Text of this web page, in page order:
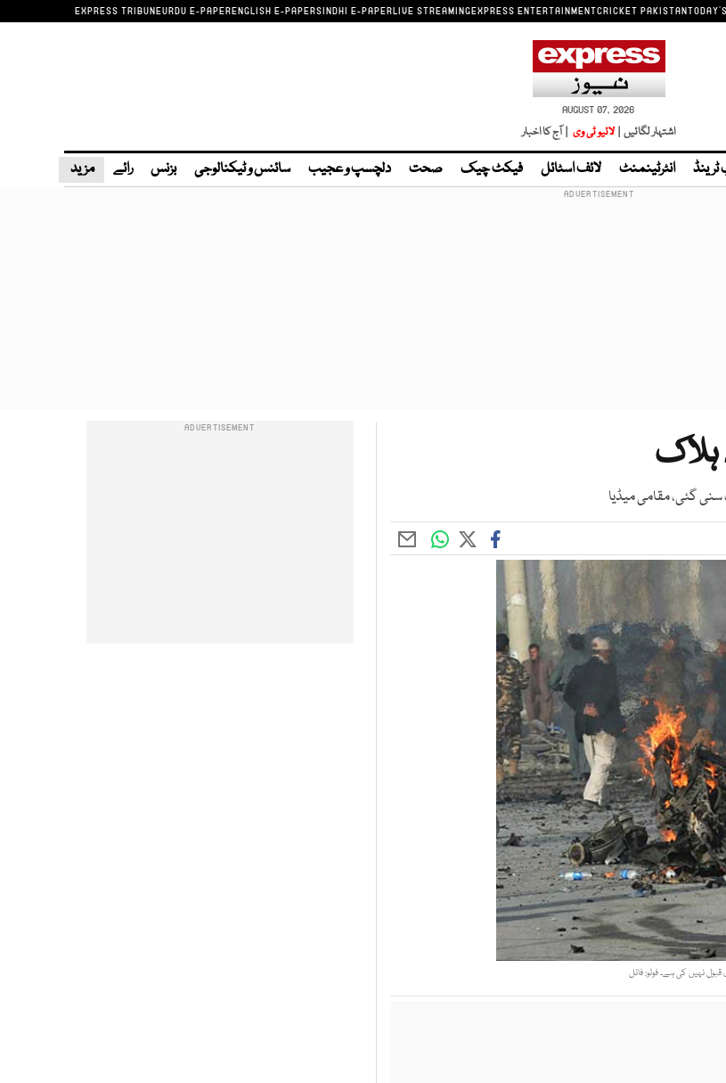
EXPRESS TRIBUNEURDU E-PAPERENGLISH E-PAPERSINDHI E-PAPERLIVE STREAMINGEXPRESS ENTERTAINMENTCRICKET PAKISTAN
AUGUST 07, 2026
اشتہار لگائیں | لائیو ٹی وی | آج کا اخبار
ٹرینڈ انٹرٹینمنٹ لائف اسٹائل فیکٹ چیک صحت دلچسپ و عجیب سائنس و ٹیکنالوجی بزنس رائے مزید
سنی گئی، مقامی میڈیا
نہیں کی ہے۔ فوٹو: فائل